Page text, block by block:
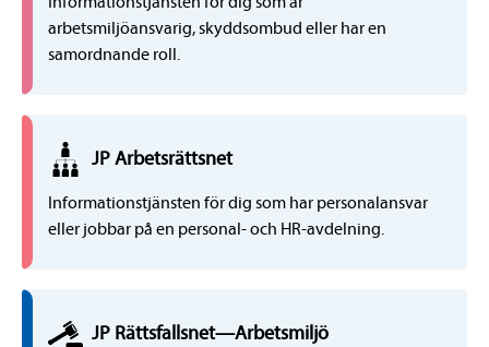
arbetsmiljöansvarig, skyddsombud eller har en
samordnande roll.
JPArbetsrättsnet
Informationstjänsten för dig som har personalansvar
eller jobbar på en personal- och HR-avdelning.
JP Rättsfallsnet—Arbetsmiljö